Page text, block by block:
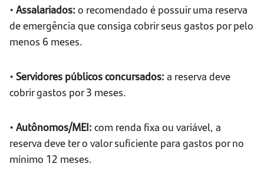
• Assalariados: o recomendado é possuir uma reserva
de emergência que consiga cobrir seus gastos por pelo
menos 6 meses.
• Servidores públicos concursados: a reserva deve
cobrir gastos por 3 meses.
• Autônomos/MEI: com renda fixa ou variável, a
reserva deve ter o valor suficiente para gastos por no
mínimo 12 meses.